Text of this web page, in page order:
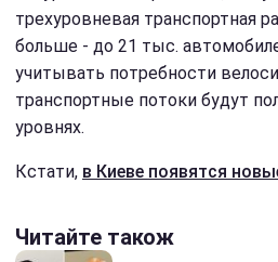
трехуровневая транспортная
больше - до 21 тыс.
учитывать потребности
транспортные потоки будут
уровнях.
Кстати, в Киеве появятся
Читайте також